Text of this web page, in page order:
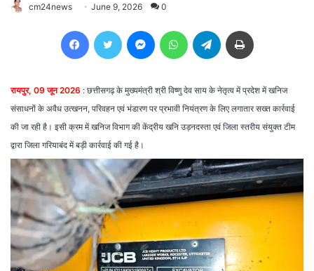
cm24news June 9, 2026 0
Facebook Twitter MessengerWhatsApp Telegram
रायपुर, 09 जून 2026 : छत्तीसगढ़ के मुख्यमंत्री श्री विष्णु देव साय के नेतृत्व में प्रदेश में खनिज
संसाधनों के अवैध उत्खनन, परिवहन एवं भंडारण पर प्रभावी नियंत्रण के लिए लगातार सख्त कार्रवाई
की जा रही है। इसी क्रम में खनिज विभाग की केंद्रीय खनि उड़नदस्ता एवं जिला स्तरीय संयुक्त टीम
द्वारा जिला गरियाबंद में बड़ी कार्रवाई की गई है।